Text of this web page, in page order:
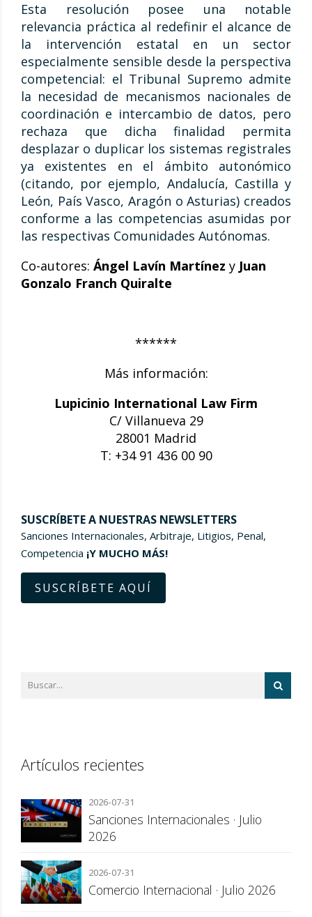
Esta resolución posee una notable
relevancia práctica al redefinir el alcance de
la intervención estatal en un sector
especialmente sensible desde la perspectiva
competencial: el Tribunal Supremo admite
la necesidad de mecanismos nacionales de
coordinación e intercambio de datos, pero
rechaza que dicha finalidad permita
desplazar o duplicar los sistemas registrales
ya existentes en el ámbito autonómico
(citando, por ejemplo, Andalucía, Castilla y
León, País Vasco, Aragón o Asturias) creados
conforme a las competencias asumidas por
las respectivas Comunidades Autónomas.
Co-autores: Ángel Lavín Martínez y Juan
Gonzalo Franch Quiralte
******
Más información:
Lupicinio International Law Firm
C/ Villanueva 29
28001 Madrid
T: +34 91 436 00 90
SUSCRÍBETE A NUESTRAS NEWSLETTERS
Sanciones Internacionales, Arbitraje, Litigios, Penal,
Competencia ¡Y MUCHO MÁS!
SUSCRÍBETE AQUÍ
Artículos recientes
2026-07-31
Sanciones Internacionales · Julio
2026
2026-07-31
Comercio Internacional · Julio 2026